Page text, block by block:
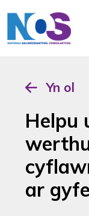
Yn ol
Helpu
ar